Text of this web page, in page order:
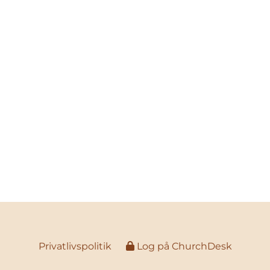
Privatlivspolitik Log på ChurchDesk